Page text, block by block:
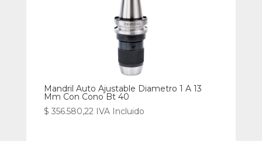
Mandril Auto Ajustable Diametro 1 A 13
Mm Con Cono Bt 40
$ 356.580,22 IVA Incluido